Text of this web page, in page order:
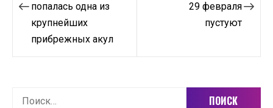
записям
попалась одна из
крупнейших
прибрежных акул
29 февраля
пустуют
Найти: